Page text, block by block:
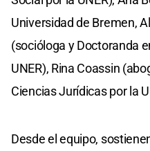
Universidad de Bremen,
(socióloga y Doctoranda
UNER), Rina Coassin
Ciencias Jurídicas por la
Desde el equipo,